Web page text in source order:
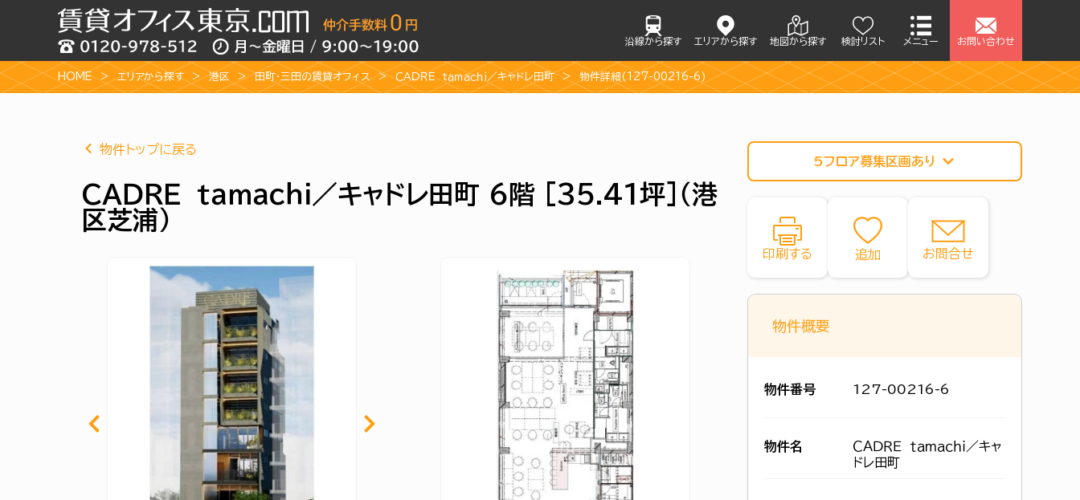
沿線から探す エリアから探す 地図から探す 検討リスト メニュー お問い合わせ
HOME エリアから探す 港区 田町・三田の賃貸オフィス ＣＡＤＲＥ ｔａｍａｃｈｉ／キャドレ田町 物件詳細(127-00216-6)
物件トップに戻る
ＣＡＤＲＥ ｔａｍａｃｈｉ／キャドレ田町 6階 [35.41坪]（港
区芝浦）
5フロア募集区画あり
印刷する お問合せ
物件概要
物件番号 127-00216-6
物件名
ＣＡＤＲＥ ｔａｍａｃｈｉ／キャ
ドレ田町